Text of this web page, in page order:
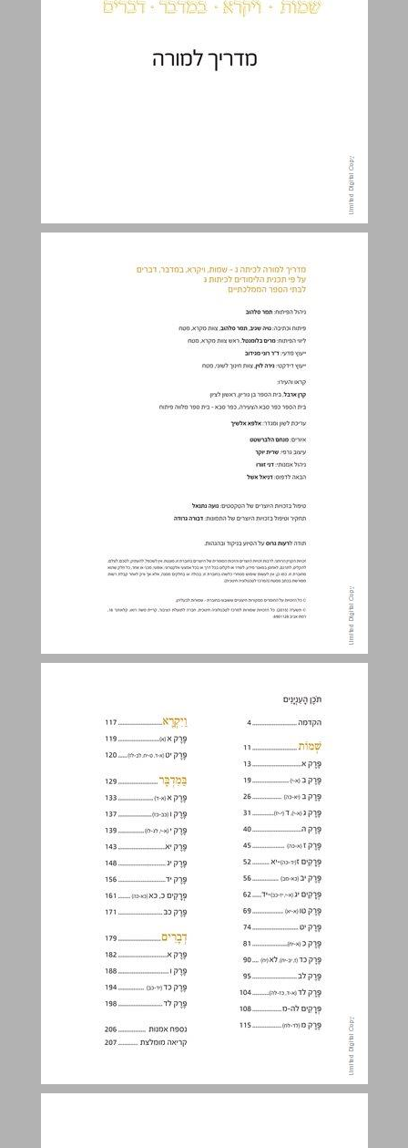
תכן הענינים ... 3
הקדמה ... 4